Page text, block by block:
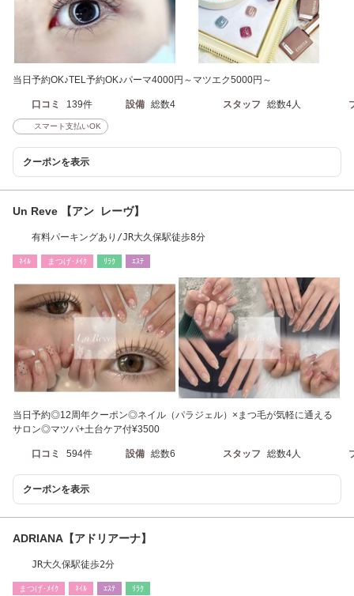
当日予約OK♪TEL予約OK♪パーマ4000円～マツエク5000円～
口コミ 139件 設備 総数4 スタッフ 総数4人
スマート支払いOK
クーポンを表示
Un Reve 【アン レーヴ】
有料パーキングあり/JR大久保駅徒歩8分
ﾈｲﾙ まつげ･ﾒｲｸ ﾘﾗｸ ｴｽﾃ
当日予約◎12周年クーポン◎ネイル（パラジェル）×まつ毛が気軽に通える
サロン◎マツパ+土台ケア付¥3500
口コミ 594件 設備 総数6 スタッフ 総数4人
クーポンを表示
ADRIANA【アドリアーナ】
JR大久保駅徒歩2分
まつげ･ﾒｲｸ ﾈｲﾙ ｴｽﾃ ﾘﾗｸ